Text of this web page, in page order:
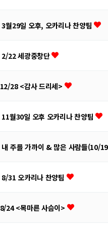
3월29일 오후, 오카리나 찬양팀
2/22 세광중창단
12/28 <감사 드리세>
11월30일 오후 오카리나 찬양팀
내 주를 가까이 & 많은 사람들(10/
8/31 오카리나 찬양팀
8/24 <목마른 사슴이>